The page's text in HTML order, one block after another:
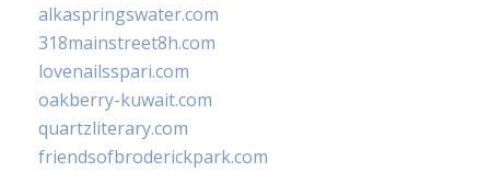
alkaspringswater.com
318mainstreet8h.com
lovenailsspari.com
oakberry-kuwait.com
quartzliterary.com
friendsofbroderickpark.com